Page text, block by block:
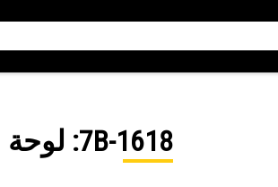
7B-1618: لوحة